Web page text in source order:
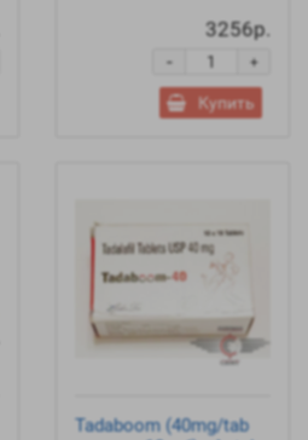
3256р.
+
-
Купить
Tadaboom (40mg/tab